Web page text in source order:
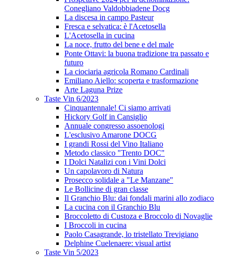
Conegliano Valdobbiadene Docg
La discesa in campo Pasteur
Fresca e selvatica: è l'Acetosella
L'Acetosella in cucina
La noce, frutto del bene e del male
Ponte Ottavi: la buona tradizione tra passato e
futuro
La ciociaria agricola Romano Cardinali
Emiliano Aiello: scoperta e trasformazione
Arte Laguna Prize
Taste Vin 6/2023
Cinquantennale! Ci siamo arrivati
Hickory Golf in Cansiglio
Annuale congresso assoenologi
L'esclusivo Amarone DOCG
I grandi Rossi del Vino Italiano
Metodo classico "Trento DOC"
I Dolci Natalizi con i Vini Dolci
Un capolavoro di Natura
Prosecco solidale a "Le Manzane"
Le Bollicine di gran classe
Il Granchio Blu: dai fondali marini allo zodiaco
La cucina con il Granchio Blu
Broccoletto di Custoza e Broccolo di Novaglie
I Broccoli in cucina
Paolo Casagrande, lo tristellato Trevigiano
Delphine Cuelenaere: visual artist
Taste Vin 5/2023